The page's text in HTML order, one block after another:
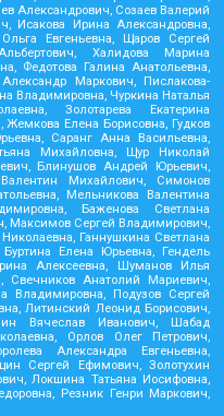
Александрович, Созаев Валерий
Исакова Ирина Александровна,
Евгеньевна, Щаров Сергей
Халидова Марина
Федотова Галина Анатольевна,
Маркович, Пислакова-
Владимировна, Чуркина Наталья
Золотарева Екатерина
Елена Борисовна, Гудков
Саранг Анна Васильевна,
Михайловна, Щур Николай
Блинушов Андрей Юрьевич,
Михайлович, Симонов
Мельникова Валентина
Баженова Светлана
Максимов Сергей Владимирович,
Ганнушкина Светлана
Елена Юрьевна, Гендель
Алексеевна, Шуманов Илья
Свечников Анатолий Мариевич,
Владимировна, Подузов Сергей
Литинский Леонид Борисович,
Вячеслав Иванович, Шабад
Орлов Олег Петрович,
Александра Евгеньевна,
Сергей Ефимович, Золотухин
Локшина Татьяна Иосифовна,
Резник Генри Маркович,